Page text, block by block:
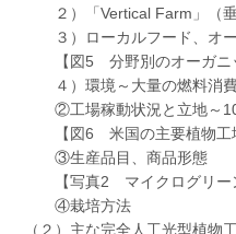
２）「Vertical Farm」（垂
３）ローカルフード、オーガ
【図5 分野別のオーガニッ
４）環境～大量の燃料消費
②工場稼動状況と立地～10施
【図6 米国の主要植物工場
③生産品目、商品形態
【写真2 マイクログリー
④栽培方法
（２）主な完全人工光型植物